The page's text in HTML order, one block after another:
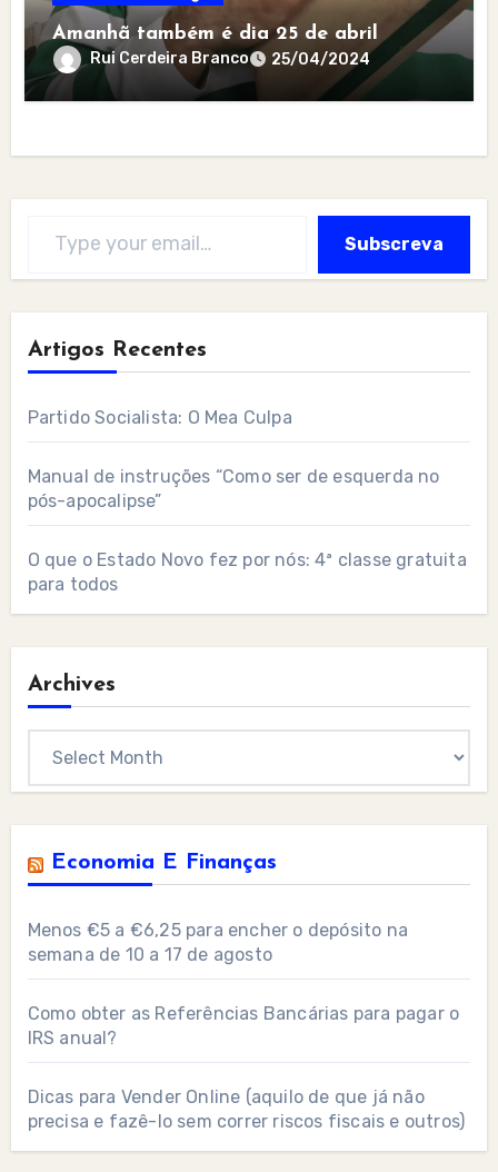
Amanhã também é dia 25 de abril
Rui Cerdeira Branco 25/04/2024
Subscreva
Artigos Recentes
Partido Socialista: O Mea Culpa
Manual de instruções “Como ser de esquerda no
pós-apocalipse”
O que o Estado Novo fez por nós: 4ª classe gratuita
para todos
Archives
Economia E Finanças
Menos €5 a €6,25 para encher o depósito na
semana de 10 a 17 de agosto
Como obter as Referências Bancárias para pagar o
IRS anual?
Dicas para Vender Online (aquilo de que já não
precisa e fazê-lo sem correr riscos fiscais e outros)